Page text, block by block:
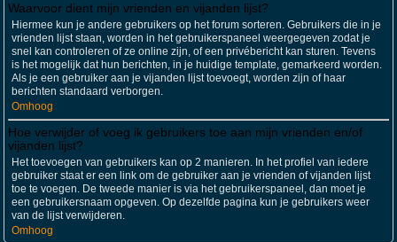
Waarvoor dient mijn vrienden en vijanden lijst?
Hiermee kun je andere gebruikers op het forum sorteren. Gebruikers die in je
vrienden lijst staan, worden in het gebruikerspaneel weergegeven zodat je
snel kan controleren of ze online zijn, of een privébericht kan sturen. Tevens
is het mogelijk dat hun berichten, in je huidige template, gemarkeerd worden.
Als je een gebruiker aan je vijanden lijst toevoegt, worden zijn of haar
berichten standaard verborgen.
Omhoog
Hoe verwijder of voeg ik gebruikers toe aan mijn vrienden en/of
vijanden lijst?
Het toevoegen van gebruikers kan op 2 manieren. In het profiel van iedere
gebruiker staat er een link om de gebruiker aan je vrienden of vijanden lijst
toe te voegen. De tweede manier is via het gebruikerspaneel, dan moet je
een gebruikersnaam opgeven. Op dezelfde pagina kun je gebruikers weer
van de lijst verwijderen.
Omhoog